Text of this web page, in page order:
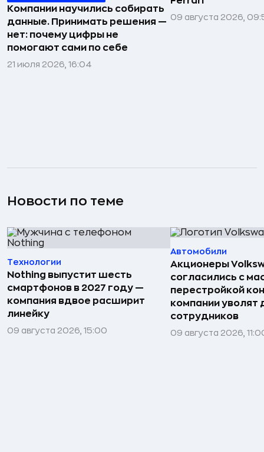
Компании научились собирать
данные. Принимать решения —
нет: почему цифры не
помогают сами по себе
21 июля 2026, 16:04
09 августа 2026,
Новости по теме
Технологии
Nothing выпустит шесть
смартфонов в 2027 году —
компания вдвое расширит
линейку
09 августа 2026, 15:00
Автомобили
Акционеры
согласились с
перестройкой
компании уволят
сотрудников
09 августа 2026,